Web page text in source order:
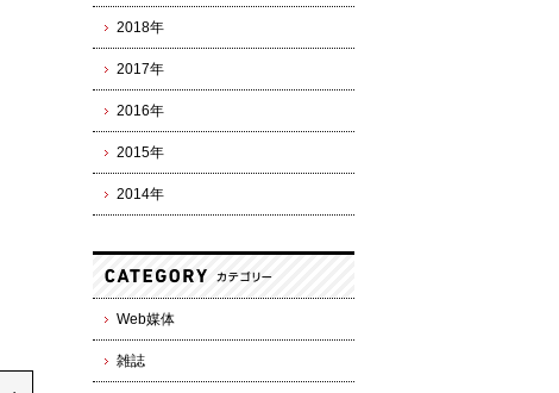
2018年
2017年
2016年
2015年
2014年
Web媒体
雑誌